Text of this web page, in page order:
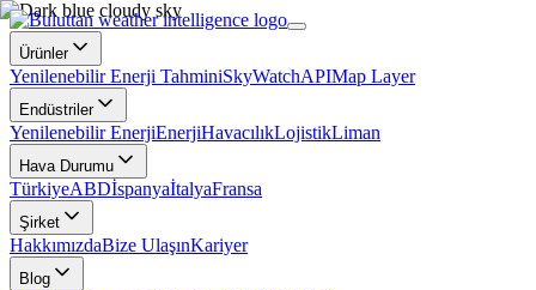
Ürünler
Yenilenebilir Enerji TahminiSkyWatchAPIMap Layer
Endüstriler
Yenilenebilir EnerjiEnerjiHavacılıkLojistikLiman
Hava Durumu
TürkiyeABDİspanyaİtalyaFransa
Şirket
HakkımızdaBize UlaşınKariyer
Blog